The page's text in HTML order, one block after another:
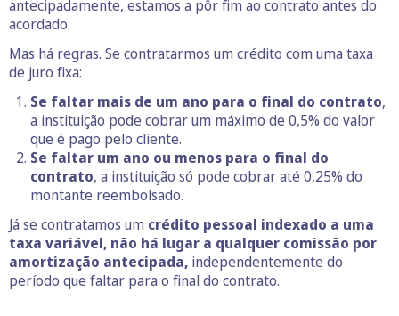
antecipadamente, estamos a pôr fim ao contrato antes do
acordado.
Mas há regras. Se contratarmos um crédito com uma taxa
de juro fixa:
Se faltar mais de um ano para o final do contrato,
a instituição pode cobrar um máximo de 0,5% do valor
que é pago pelo cliente.
Se faltar um ano ou menos para o final do
contrato, a instituição só pode cobrar até 0,25% do
montante reembolsado.
Já se contratamos um crédito pessoal indexado a uma
taxa variável, não há lugar a qualquer comissão por
amortização antecipada, independentemente do
período que faltar para o final do contrato.